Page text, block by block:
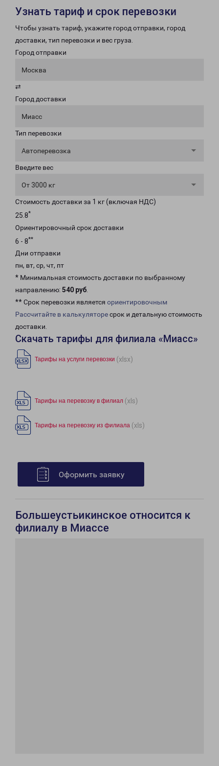
Узнать тариф и срок перевозки
Чтобы узнать тариф, укажите город отправки, город
доставки, тип перевозки и вес груза.
Город отправки
Москва
⇄
Город доставки
Миасс
Тип перевозки
Автоперевозка
Введите вес
От 3000 кг
Стоимость доставки за 1 кг (включая НДС)
25.8*
Ориентировочный срок доставки
6 - 8**
Дни отправки
пн, вт, ср, чт, пт
* Минимальная стоимость доставки по выбранному
направлению: 540 руб.
** Срок перевозки является ориентировочным
Рассчитайте в калькуляторесрок и детальную стоимость
доставки.
Скачать тарифы для филиала «Миасс»
Тарифы на услуги перевозки (xlsx)
Тарифы на перевозку в филиал (xls)
Тарифы на перевозку из филиала (xls)
Оформить заявку
Большеустьикинское относится к
филиалу в Миассе